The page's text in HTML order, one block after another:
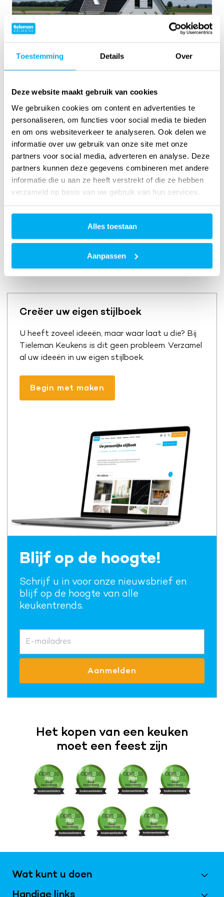
Toestemming Details Over
Deze website maakt gebruik van cookies
We gebruiken cookies om content en advertenties te
personaliseren, om functies voor social media te bieden
en om ons websiteverkeer te analyseren. Ook delen we
informatie over uw gebruik van onze site met onze
partners voor social media, adverteren en analyse. Deze
partners kunnen deze gegevens combineren met andere
informatie die u aan ze heeft verstrekt of die ze hebben
verzameld op basis van uw gebruik van hun services.
Alles toestaan
Aanpassen
Creëer uw eigen stijlboek
U heeft zoveel ideeën, maar waar laat u die? Bij
Tieleman Keukens is dit geen probleem. Verzamel
al uw ideeën in uw eigen stijlboek.
Begin met maken
Blijf op de hoogte!
Schrijf u in voor onze nieuwsbrief en
blijf op de hoogte van alle
keukentrends.
E-mailadres
Aanmelden
Het kopen van een keuken
moet een feest zijn
Wat kunt u doen
Handige links